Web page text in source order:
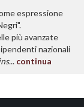
espressione
più avanzate
nazionali
... continua